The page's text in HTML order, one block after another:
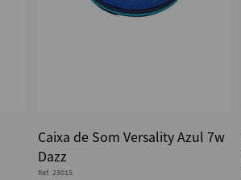
Caixa de Som Versality Azul 7w
Dazz
Ref. 23015